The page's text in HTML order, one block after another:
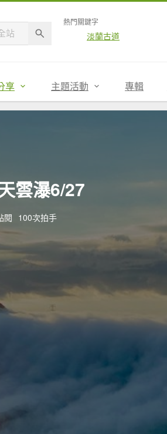
熱門關鍵字
淡蘭古道
享 主題活動 專輯
雲瀑6/27
閱 100次拍手